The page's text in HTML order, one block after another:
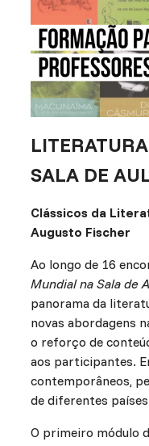
SALA DE
Clássicos da
Augusto Fischer
Ao longo de 16
Mundial na Sala de
panorama da
novas abordagens
o reforço de
aos participantes.
contemporâneos,
de diferentes
O primeiro módulo